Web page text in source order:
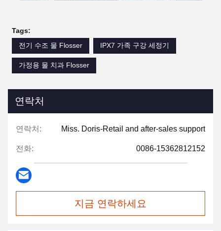
Tags:
전기 수조 물 Flosser
IPX7 가족 구강 세정기
가정용 물 치과 Flosser
연락처
연락처: Miss. Doris-Retail and after-sales support
전화: 0086-15362812152
지금 연락하세요